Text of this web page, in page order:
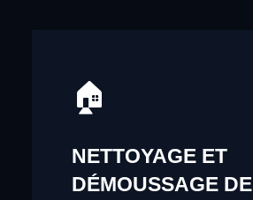
🏠
NETTOYAGE ET
DÉMOUSSAGE DE